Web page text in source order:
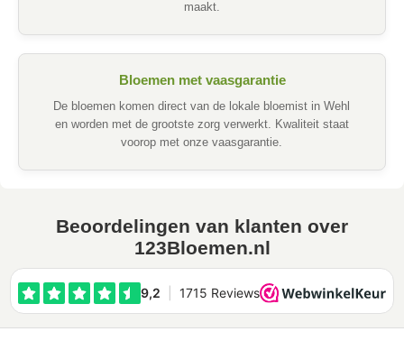
maakt.
Bloemen met vaasgarantie
De bloemen komen direct van de lokale bloemist in Wehl
en worden met de grootste zorg verwerkt. Kwaliteit staat
voorop met onze vaasgarantie.
Beoordelingen van klanten over
123Bloemen.nl